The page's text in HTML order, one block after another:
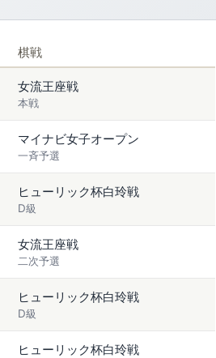
棋戦
女流王座戦
本戦
マイナビ女子オープン
一斉予選
ヒューリック杯白玲戦
D級
女流王座戦
二次予選
ヒューリック杯白玲戦
D級
ヒューリック杯白玲戦